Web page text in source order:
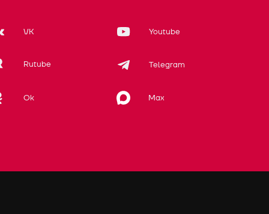
VK Youtube
Rutube Telegram
Ok Max